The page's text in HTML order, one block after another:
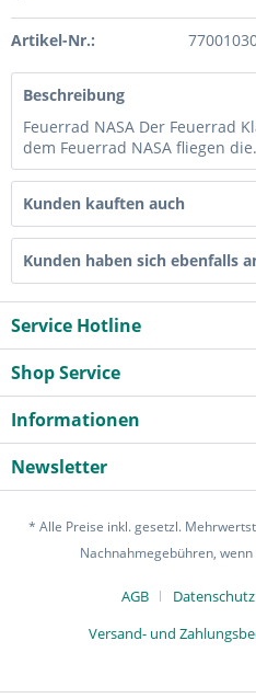
Artikel-Nr.:
Beschreibung
Feuerrad NASA Der Feuerrad
dem Feuerrad NASA fliegen
Kunden kauften auch
Kunden haben sich ebenfalls
Service Hotline
Shop Service
Informationen
Newsletter
* Alle Preise inkl. gesetzl.
Nachnahmegebühren,
AGB Datenschutz
Versand- und